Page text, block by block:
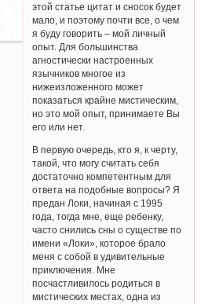
этой статье цитат и сносок будет
мало, и поэтому почти все, о чем
я буду говорить – мой личный
опыт. Для большинства
агностически настроенных
язычников многое из
нижеизложенного может
показаться крайне мистическим,
но это мой опыт, принимаете Вы
его или нет.
В первую очередь, кто я, к черту,
такой, что могу считать себя
достаточно компетентным для
ответа на подобные вопросы? Я
предан Локи, начиная с 1995
года, тогда мне, еще ребенку,
часто снились сны о существе по
имени «Локи», которое брало
меня с собой в удивительные
приключения. Мне
посчастливилось родиться в
мистических местах, одна из